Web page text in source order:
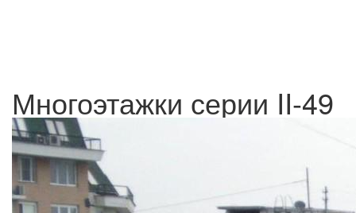
Многоэтажки серии II-49